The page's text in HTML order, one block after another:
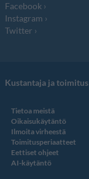
Facebook
Instagram
Twitter
Kustantaja ja toimitus
Tietoa meistä
Oikaisukäytäntö
Ilmoita virheestä
Toimitusperiaatteet
Eettiset ohjeet
AI-käytäntö